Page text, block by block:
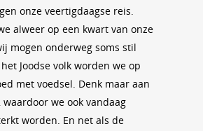
onze veertigdaagse reis.
alweer op een kwart van onze
mogen onderweg soms stil
Joodse volk worden we op
met voedsel. Denk maar aan
we ook vandaag
worden. En net als de